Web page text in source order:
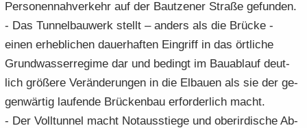
Per­so­nen­nah­ver­kehr auf der Baut­zener Stra­ße ge­fun­den.
- Das Tun­nel­bau­werk stellt – an­ders als die Brü­cke -
einen er­heb­li­chen dau­er­haf­ten Ein­griff in das ört­li­che
Grund­was­ser­re­gime dar und be­dingt im Bau­ab­lauf deut­
lich grö­ße­re Ver­än­de­run­gen in die El­bau­en als sie der ge­
gen­wär­tig lau­fen­de Brü­cken­bau er­for­der­lich macht.
- Der Voll­tun­nel macht Not­aus­stie­ge und ober­ir­di­sche Ab­